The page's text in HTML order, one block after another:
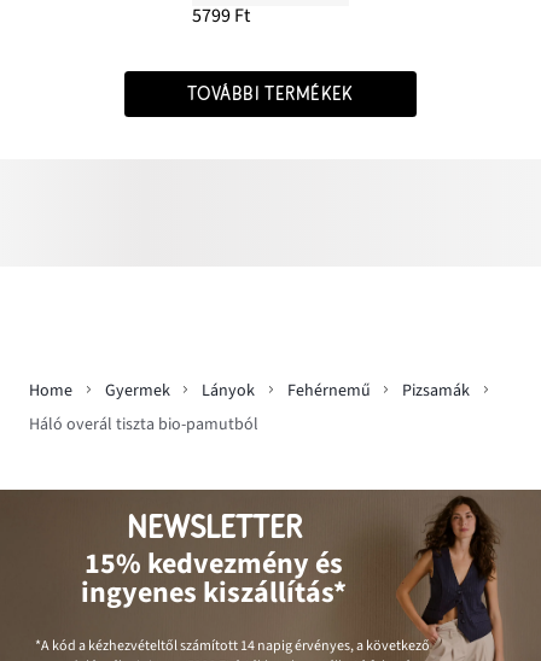
5799 Ft
TOVÁBBI TERMÉKEK
Home Gyermek Lányok Fehérnemű
Pizsamák
Háló overál tiszta bio-pamutból
NEWSLETTER
15% kedvezmény és
ingyenes kiszállítás*
*A kód a kézhezvételtől számított 14 napig érvényes, a következő